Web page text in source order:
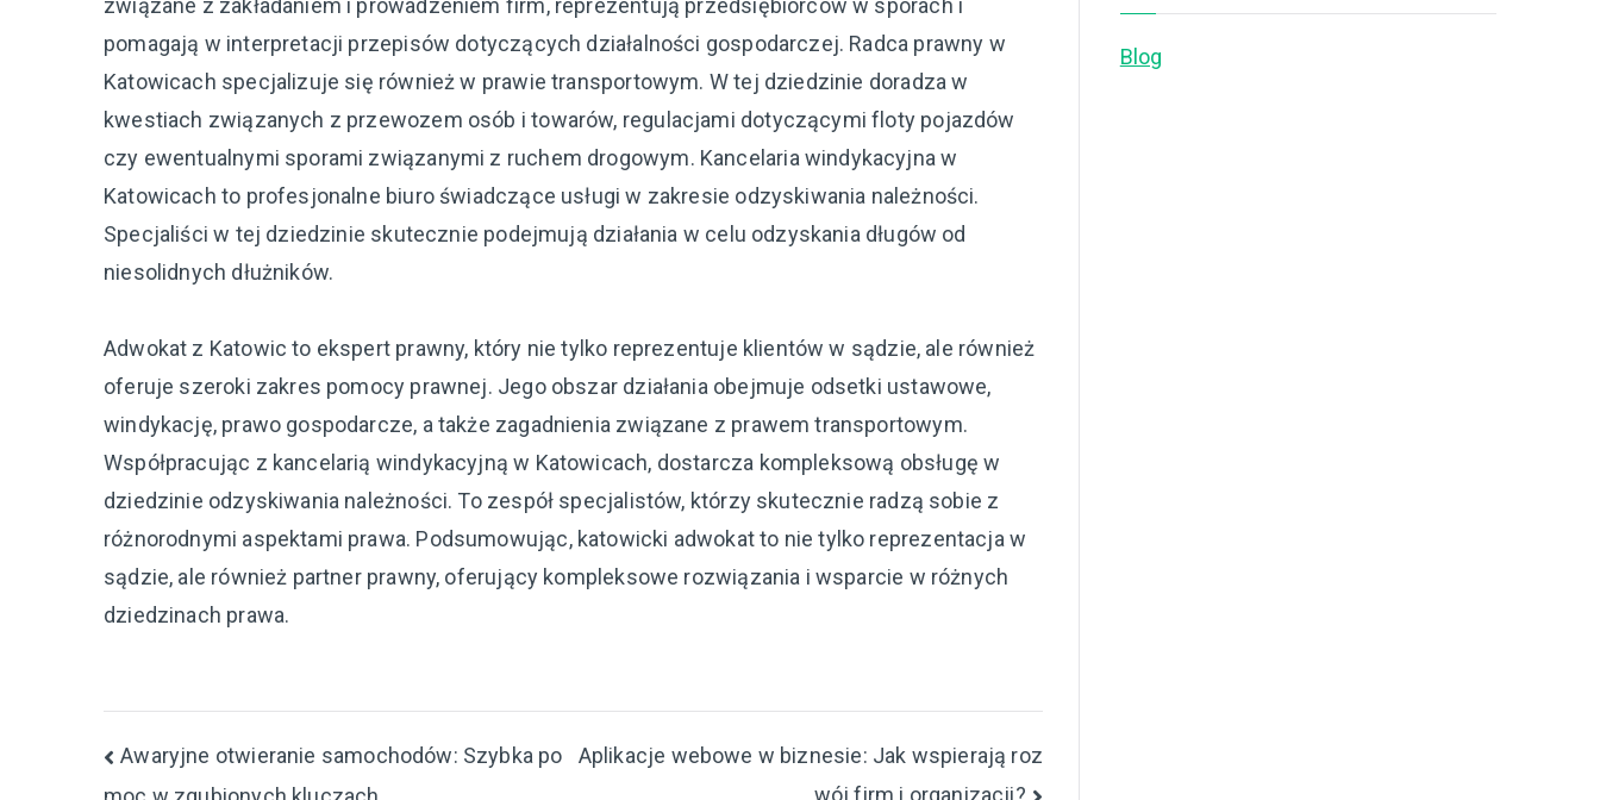
związane z zakładaniem i prowadzeniem firm, reprezentują przedsiębiorców w sporach i
pomagają w interpretacji przepisów dotyczących działalności gospodarczej. Radca prawny w
Katowicach specjalizuje się również w prawie transportowym. W tej dziedzinie doradza w
kwestiach związanych z przewozem osób i towarów, regulacjami dotyczącymi floty pojazdów
czy ewentualnymi sporami związanymi z ruchem drogowym. Kancelaria windykacyjna w
Katowicach to profesjonalne biuro świadczące usługi w zakresie odzyskiwania należności.
Specjaliści w tej dziedzinie skutecznie podejmują działania w celu odzyskania długów od
niesolidnych dłużników.
Adwokat z Katowic to ekspert prawny, który nie tylko reprezentuje klientów w sądzie, ale również
oferuje szeroki zakres pomocy prawnej. Jego obszar działania obejmuje odsetki ustawowe,
windykację, prawo gospodarcze, a także zagadnienia związane z prawem transportowym.
Współpracując z kancelarią windykacyjną w Katowicach, dostarcza kompleksową obsługę w
dziedzinie odzyskiwania należności. To zespół specjalistów, którzy skutecznie radzą sobie z
różnorodnymi aspektami prawa. Podsumowując, katowicki adwokat to nie tylko reprezentacja w
sądzie, ale również partner prawny, oferujący kompleksowe rozwiązania i wsparcie w różnych
dziedzinach prawa.
Nawigacja
Awaryjne otwieranie samochodów: Szybka po
Aplikacje webowe w biznesie: Jak wspierają roz
wój firm i organizacji?
Blog